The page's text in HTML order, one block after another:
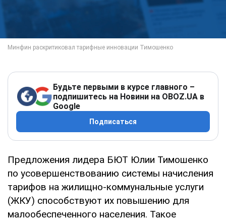
Будьте первыми в курсе главного –
подпишитесь на Новини на OBOZ.UA в
Google
Подписаться
Предложения лидера БЮТ Юлии Тимошенко
по усовершенствованию системы начисления
тарифов на жилищно-коммунальные услуги
(ЖКУ) способствуют их повышению для
малообеспеченного населения. Такое